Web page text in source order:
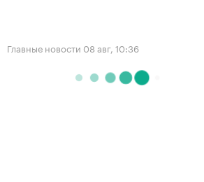
Главные новости 08 авг, 10:36